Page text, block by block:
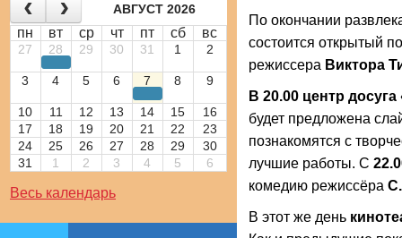
АВГУСТ 2026
пн вт ср чт пт сб вс
27 28 29 30 31 1 2
3 4 5 6 7 8 9
10 11 12 13 14 15
16
17
18 19 20 21 22
23
24
25 26 27 28 29
30
31
1 2 3 4 5 6
Весь календарь
По окончании
состоится открытый
режиссера Виктора
В 20.00 центр
будет предложена
познакомятся с
лучшие работы. С
комедию режиссёра
В этот же день